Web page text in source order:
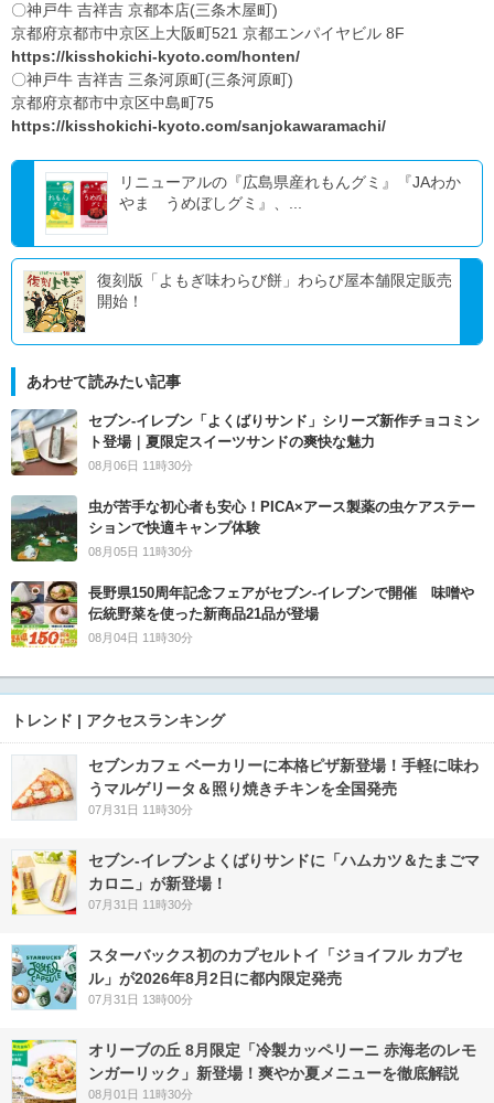
〇神戸牛 吉祥吉 京都本店(三条木屋町)
京都府京都市中京区上大阪町521 京都エンパイヤビル 8F
https://kisshokichi-kyoto.com/honten/
〇神戸牛 吉祥吉 三条河原町(三条河原町)
京都府京都市中京区中島町75
https://kisshokichi-kyoto.com/sanjokawaramachi/
リニューアルの『広島県産れもんグミ』『JAわか
やま うめぼしグミ』、...
復刻版「よもぎ味わらび餅」わらび屋本舗限定販売
開始！
あわせて読みたい記事
セブン‐イレブン「よくばりサンド」シリーズ新作チョコミン
ト登場｜夏限定スイーツサンドの爽快な魅力
08月06日 11時30分
虫が苦手な初心者も安心！PICA×アース製薬の虫ケアステー
ションで快適キャンプ体験
08月05日 11時30分
長野県150周年記念フェアがセブン-イレブンで開催 味噌や
伝統野菜を使った新商品21品が登場
08月04日 11時30分
トレンド | アクセスランキング
セブンカフェ ベーカリーに本格ピザ新登場！手軽に味わ
うマルゲリータ＆照り焼きチキンを全国発売
07月31日 11時30分
セブン‐イレブンよくばりサンドに「ハムカツ＆たまごマ
カロニ」が新登場！
07月31日 11時30分
スターバックス初のカプセルトイ「ジョイフル カプセ
ル」が2026年8月2日に都内限定発売
07月31日 13時00分
オリーブの丘 8月限定「冷製カッペリーニ 赤海老のレモ
ンガーリック」新登場！爽やか夏メニューを徹底解説
08月01日 11時30分